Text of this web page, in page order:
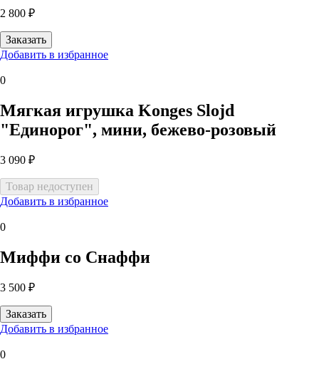
2 800 ₽
Добавить в избранное
0
Мягкая игрушка Konges Slojd
"Единорог", мини, бежево-розовый
3 090 ₽
Добавить в избранное
0
Миффи со Снаффи
3 500 ₽
Добавить в избранное
0